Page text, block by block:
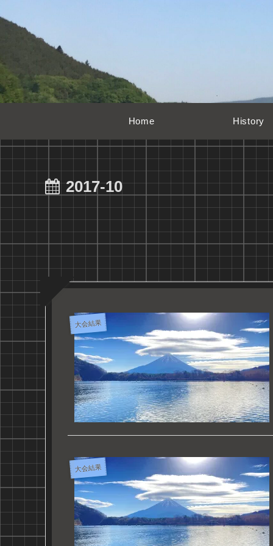
Home History
2017-10
大会結果
大会結果